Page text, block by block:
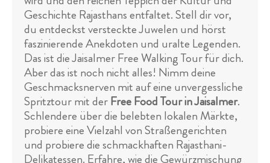
Geschichte Rajasthans entfaltet. Stell dir vor,
du entdeckst versteckte Juwelen und hörst
faszinierende Anekdoten und uralte Legenden.
Das ist die Jaisalmer Free Walking Tour für dich.
Aber das ist noch nicht alles! Nimm deine
Geschmacksnerven mit auf eine unvergessliche
Spritztour mit derFree Food Tour in Jaisalmer.
Schlendere über die belebten lokalen Märkte,
probiere eine Vielzahl von Straßengerichten
und probiere die schmackhaften Rajasthani-
Delikatessen. Erfahre, wie die Gewürzmischung